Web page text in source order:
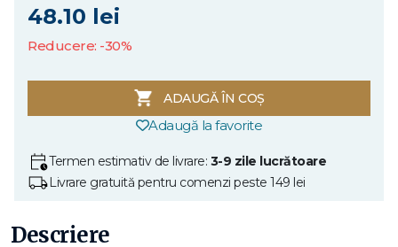
48.10 lei
Reducere: -30%
ADAUGĂ ÎN COȘ
Adaugă la favorite
Termen estimativ de livrare: 3-9 zile lucrătoare
Livrare gratuită pentru comenzi peste 149 lei
Descriere